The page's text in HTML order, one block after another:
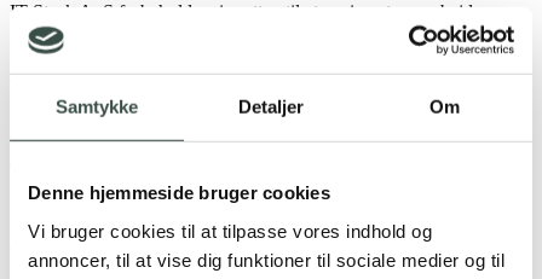
Samtykke Detaljer Om
Denne hjemmeside bruger cookies
Vi bruger cookies til at tilpasse vores indhold og
annoncer, til at vise dig funktioner til sociale medier og til
IT Stack ApS forbeholder sig retten til at opsige et samarbejde og
fratræde en opgave med øjeblikkelig virkning, hvis kunden ikke
overholder aftaler, deadlines, møder, materialelevering eller undlader
at give rettidige tilbagemeldinger.
IT Stack ApS kan desuden annullere en aftale med øjeblikkelig
virkning, hvis der foreligger bevis for, at kunden har overtrådt
hele bindingsperioden.
En aftale kan ikke overdrages eller sælges til tredjepart uden skriftlig
accept fra IT Stack ApS.